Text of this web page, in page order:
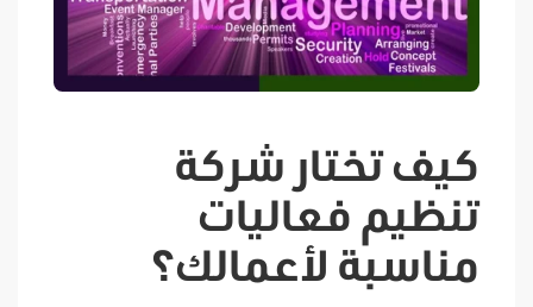
كيف تختار شركة
تنظيم فعاليات
مناسبة لأعمالك؟